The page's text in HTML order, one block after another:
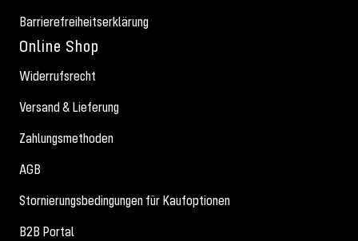
Barrierefreiheitserklärung
Online Shop
Widerrufsrecht
Versand & Lieferung
Zahlungsmethoden
AGB
Stornierungsbedingungen für Kaufoptionen
B2B Portal